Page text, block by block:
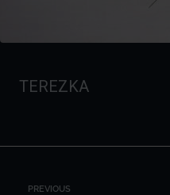
TEREZKA
PREVIOUS